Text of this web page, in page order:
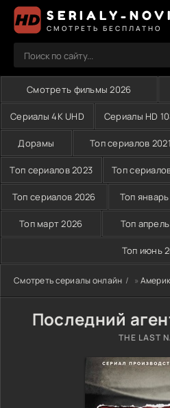
SERIALY-
СМОТРЕТЬ БЕСПЛАТНО
Смотреть фильмы 2026
Сериалы 4K UHD Сериалы HD
Дорамы Топ сериалов 2021
Топ сериалов 2023 Топ
Топ сериалов 2026 Топ
Топ март 2026 Топ
Топ июнь
Смотреть сериалы онлайн »
Последний
THE LAST